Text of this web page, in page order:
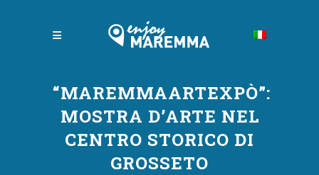
“MAREMMAARTEXPÒ”:
MOSTRA D’ARTE NEL
CENTRO STORICO DI
GROSSETO